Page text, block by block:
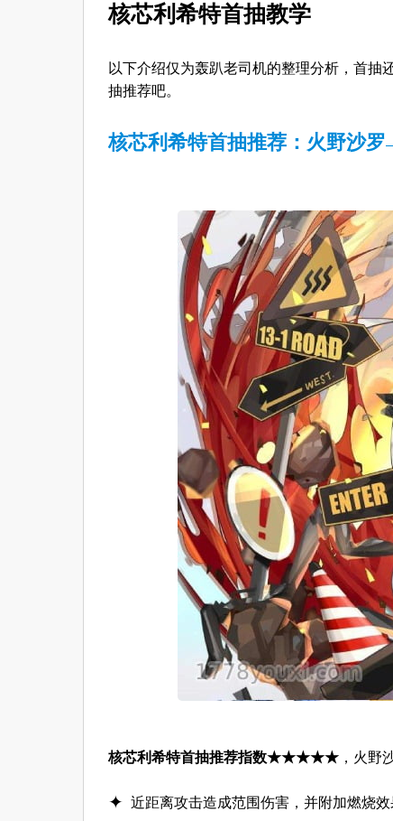
核芯利希特首抽教学
以下介绍仅为轰趴老司机的整理分析，首抽
抽推荐吧。
核芯利希特首抽推荐：火野沙罗
核芯利希特首抽推荐指数★★★★★，火野
近距离攻击造成范围伤害，并附加燃烧效